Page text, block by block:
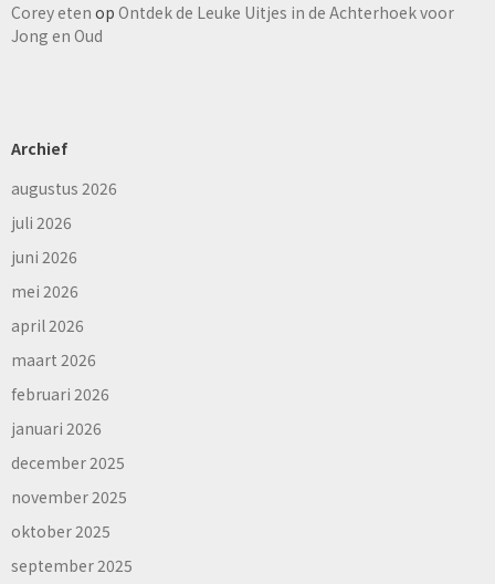
Corey eten op Ontdek de Leuke Uitjes in de Achterhoek voor
Jong en Oud
Archief
augustus 2026
juli 2026
juni 2026
mei 2026
april 2026
maart 2026
februari 2026
januari 2026
december 2025
november 2025
oktober 2025
september 2025